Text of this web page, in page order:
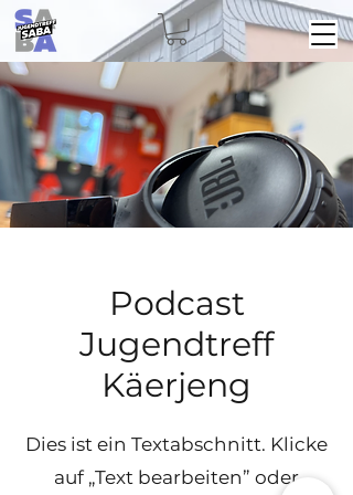
Podcast
Jugendtreff
Käerjeng
Dies ist ein Textabschnitt. Klicke
auf „Text bearbeiten” oder